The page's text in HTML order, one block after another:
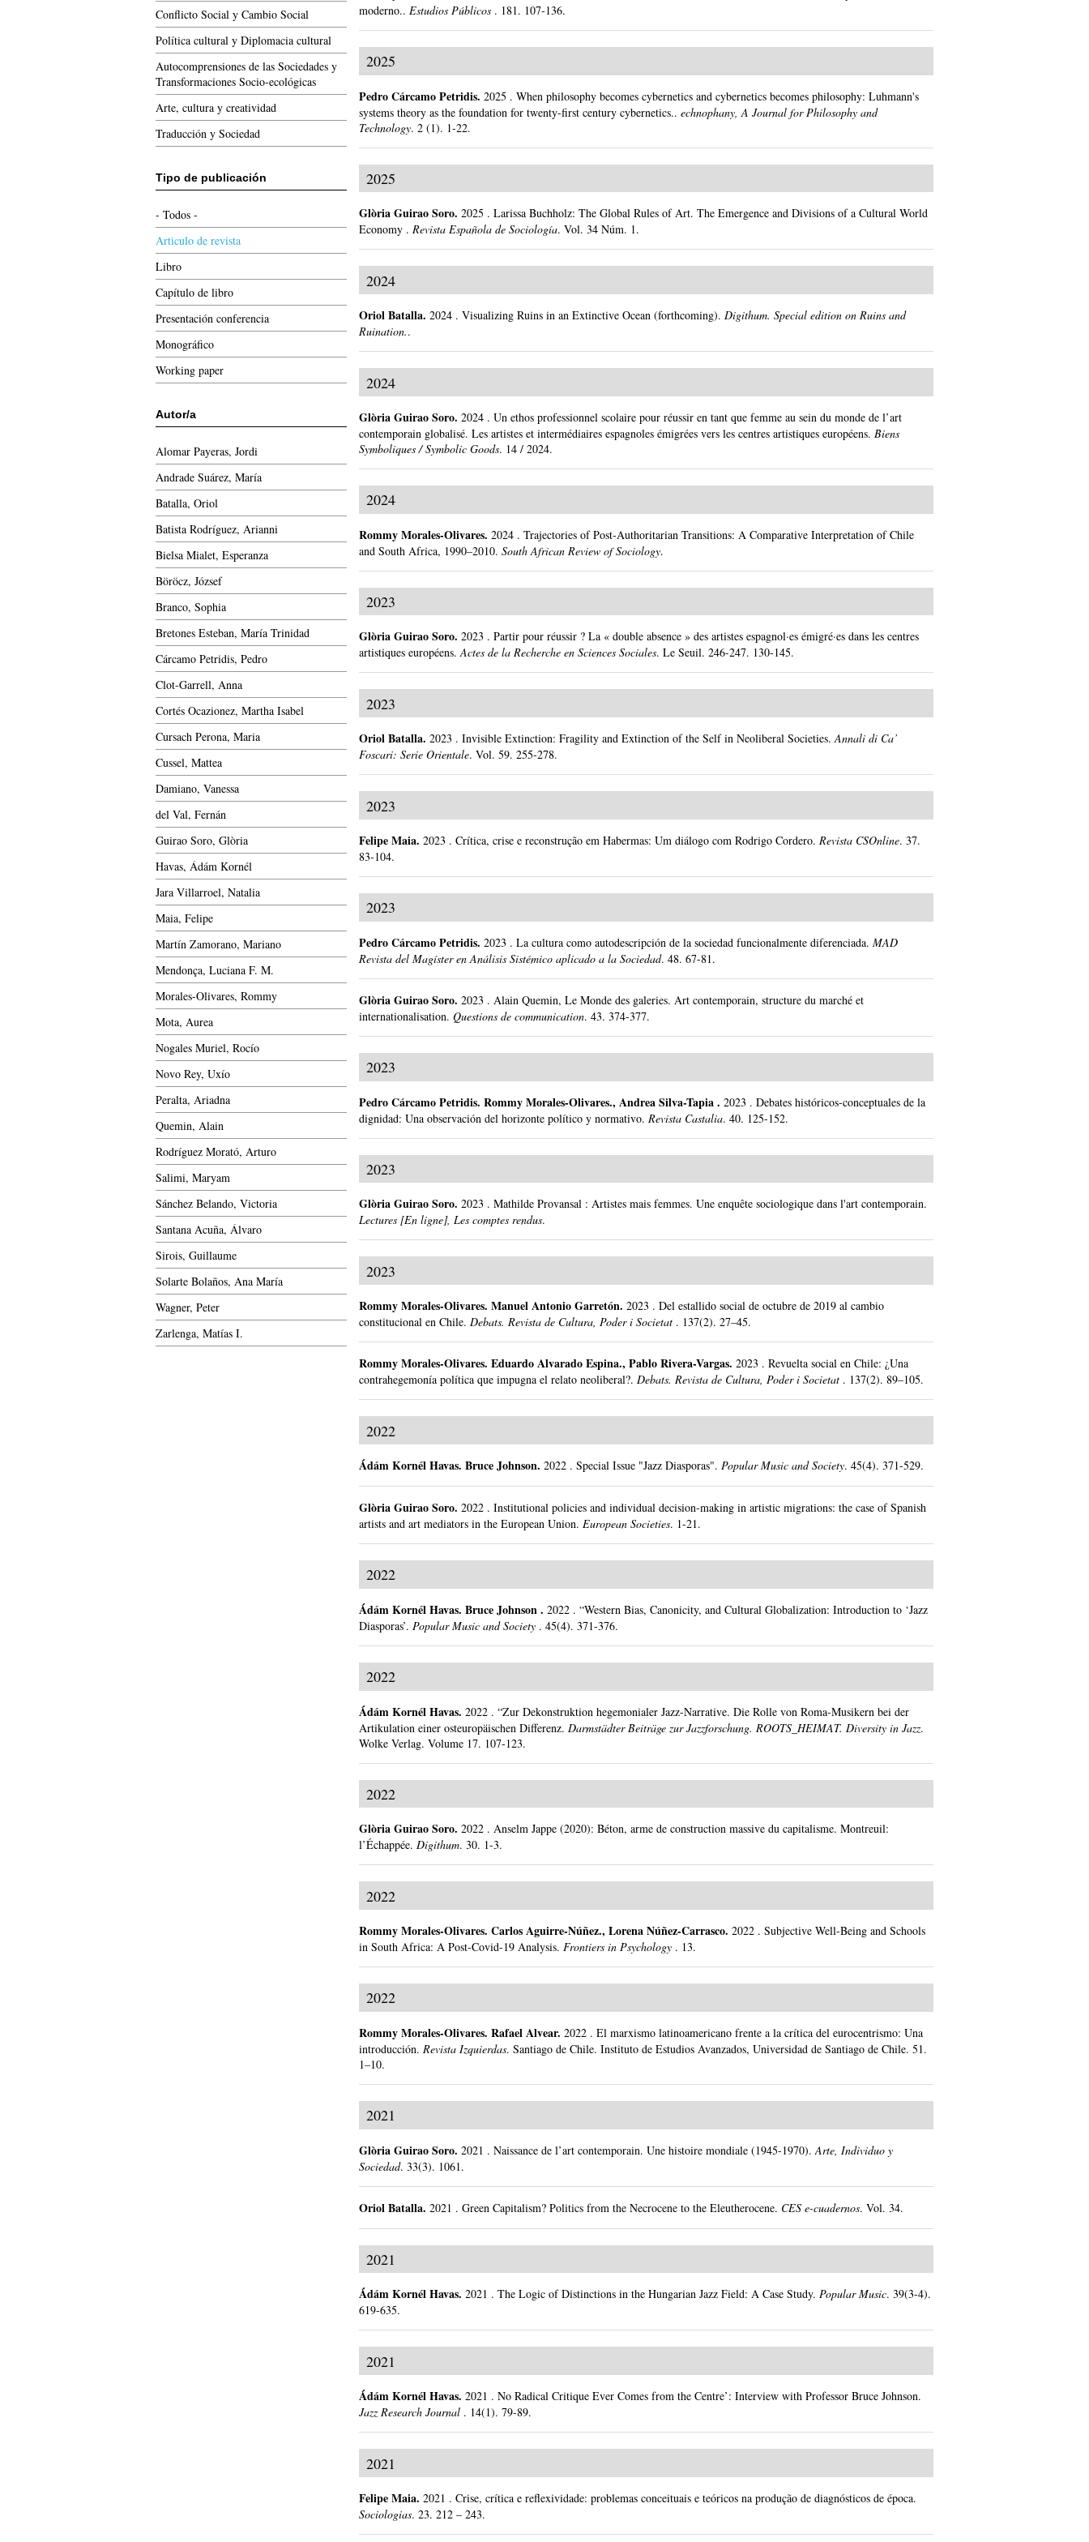
moderno.. Estudios Públicos . 181. 107-136.
2025
Pedro Cárcamo Petridis.2025 .When philosophy becomes cybernetics and cybernetics becomes philosophy: Luhmann's
systems theory as the foundation for twenty-first century cybernetics.. echnophany, A Journal for Philosophy and
Technology.2 (1). 1-22.
2025
Glòria Guirao Soro.2025 .Larissa Buchholz: The Global Rules of Art. The Emergence and Divisions of a Cultural World
Economy . Revista Española de Sociología.Vol. 34 Núm. 1.
2024
Oriol Batalla.2024 .Visualizing Ruins in an Extinctive Ocean (forthcoming). Digithum. Special edition on Ruins and
Ruination..
2024
Glòria Guirao Soro.2024 .Un ethos professionnel scolaire pour réussir en tant que femme au sein du monde de l’art
contemporain globalisé. Les artistes et intermédiaires espagnoles émigrées vers les centres artistiques européens. Biens
Symboliques / Symbolic Goods. 14 / 2024.
2024
Rommy Morales-Olivares.2024 .Trajectories of Post-Authoritarian Transitions: A Comparative Interpretation of Chile
and South Africa, 1990–2010. South African Review of Sociology.
2023
Glòria Guirao Soro.2023 .Partir pour réussir ? La « double absence » des artistes espagnol·es émigré·es dans les centres
artistiques européens. Actes de la Recherche en Sciences Sociales.Le Seuil.246-247. 130-145.
2023
Oriol Batalla.2023 .Invisible Extinction: Fragility and Extinction of the Self in Neoliberal Societies. Annali di Ca’
Foscari: Serie Orientale.Vol. 59.255-278.
2023
Felipe Maia.2023 .Crítica, crise e reconstrução em Habermas: Um diálogo com Rodrigo Cordero. Revista CSOnline.37.
83-104.
2023
Pedro Cárcamo Petridis.2023 .La cultura como autodescripción de la sociedad funcionalmente diferenciada. MAD
Revista del Magíster en Análisis Sistémico aplicado a la Sociedad.48.67-81.
Glòria Guirao Soro.2023 .Alain Quemin, Le Monde des galeries. Art contemporain, structure du marché et
internationalisation. Questions de communication.43.374-377.
2023
Pedro Cárcamo Petridis.Rommy Morales-Olivares., Andrea Silva-Tapia .2023 .Debates históricos-conceptuales de la
dignidad: Una observación del horizonte político y normativo. Revista Castalia.40. 125-152.
2023
Glòria Guirao Soro.2023 .Mathilde Provansal : Artistes mais femmes. Une enquête sociologique dans l'art contemporain.
Lectures [En ligne], Les comptes rendus.
2023
Rommy Morales-Olivares.Manuel Antonio Garretón.2023 .Del estallido social de octubre de 2019 al cambio
constitucional en Chile. Debats. Revista de Cultura, Poder i Societat . 137(2).27–45.
Rommy Morales-Olivares.Eduardo Alvarado Espina., Pablo Rivera-Vargas.2023 .Revuelta social en Chile: ¿Una
contrahegemonía política que impugna el relato neoliberal?. Debats. Revista de Cultura, Poder i Societat . 137(2).89–105.
2022
Ádám Kornél Havas.Bruce Johnson.2022 .Special Issue "Jazz Diasporas". Popular Music and Society.45(4).371-529.
Glòria Guirao Soro.2022 .Institutional policies and individual decision-making in artistic migrations: the case of Spanish
artists and art mediators in the European Union. European Societies. 1-21.
2022
Ádám Kornél Havas.Bruce Johnson .2022 .“Western Bias, Canonicity, and Cultural Globalization: Introduction to ‘Jazz
Diasporas’. Popular Music and Society .45(4). 371-376.
2022
Ádám Kornél Havas.2022 .“Zur Dekonstruktion hegemonialer Jazz-Narrative. Die Rolle von Roma-Musikern bei der
Artikulation einer osteuropäischen Differenz. Darmstädter Beiträge zur Jazzforschung. ROOTS_HEIMAT. Diversity in Jazz.
Wolke Verlag.Volume 17. 107-123.
2022
Glòria Guirao Soro.2022 .Anselm Jappe (2020): Béton, arme de construction massive du capitalisme. Montreuil:
l’Échappée. Digithum.30. 1-3.
2022
Rommy Morales-Olivares.Carlos Aguirre-Núñez., Lorena Núñez-Carrasco.2022 .Subjective Well-Being and Schools
in South Africa: A Post-Covid-19 Analysis. Frontiers in Psychology . 13.
2022
Rommy Morales-Olivares.Rafael Alvear.2022 .El marxismo latinoamericano frente a la crítica del eurocentrismo: Una
introducción. Revista Izquierdas.Santiago de Chile.Instituto de Estudios Avanzados, Universidad de Santiago de Chile.51.
1–10.
2021
Glòria Guirao Soro.2021 .Naissance de l’art contemporain. Une histoire mondiale (1945-1970). Arte, Individuo y
Sociedad. 33(3). 1061.
Oriol Batalla.2021 .Green Capitalism? Politics from the Necrocene to the Eleutherocene. CES e-cuadernos.Vol. 34.
2021
Ádám Kornél Havas.2021 .The Logic of Distinctions in the Hungarian Jazz Field: A Case Study. Popular Music.39(3-4).
619-635.
2021
Ádám Kornél Havas.2021 .No Radical Critique Ever Comes from the Centre’: Interview with Professor Bruce Johnson.
Jazz Research Journal . 14(1).79-89.
2021
Felipe Maia.2021 .Crise, crítica e reflexividade: problemas conceituais e teóricos na produção de diagnósticos de época.
Sociologias.23.212 – 243.
Conflicto Social y Cambio Social
Política cultural y Diplomacia cultural
Autocomprensiones de las Sociedades y
Transformaciones Socio-ecológicas
Arte, cultura y creatividad
Traducción y Sociedad
Tipo de publicación
- Todos -
Articulo de revista
Libro
Capítulo de libro
Presentación conferencia
Monográfico
Working paper
Autor/a
Alomar Payeras, Jordi
Andrade Suárez, María
Batalla, Oriol
Batista Rodríguez, Arianni
Bielsa Mialet, Esperanza
Böröcz, József
Branco, Sophia
Bretones Esteban, María Trinidad
Cárcamo Petridis, Pedro
Clot-Garrell, Anna
Cortés Ocazionez, Martha Isabel
Cursach Perona, Maria
Cussel, Mattea
Damiano, Vanessa
del Val, Fernán
Guirao Soro, Glòria
Havas, Ádám Kornél
Jara Villarroel, Natalia
Maia, Felipe
Martín Zamorano, Mariano
Mendonça, Luciana F. M.
Morales-Olivares, Rommy
Mota, Aurea
Nogales Muriel, Rocío
Novo Rey, Uxío
Peralta, Ariadna
Quemin, Alain
Rodríguez Morató, Arturo
Salimi, Maryam
Sánchez Belando, Victoria
Santana Acuña, Álvaro
Sirois, Guillaume
Solarte Bolaños, Ana María
Wagner, Peter
Zarlenga, Matías I.